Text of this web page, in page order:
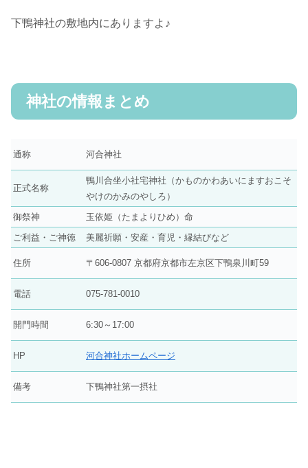
下鴨神社の敷地内にありますよ♪
神社の情報まとめ
通称 河合神社
正式名称
鴨川合坐小社宅神社（かものかわあいにますおこそ
やけのかみのやしろ）
御祭神
玉依姫（たまよりひめ）命
ご利益・ご神徳
美麗祈願・安産・育児・縁結びなど
住所 〒606-0807 京都府京都市左京区下鴨泉川町59
電話 075-781-0010
開門時間 6:30～17:00
HP 河合神社ホームページ
備考 下鴨神社第一摂社